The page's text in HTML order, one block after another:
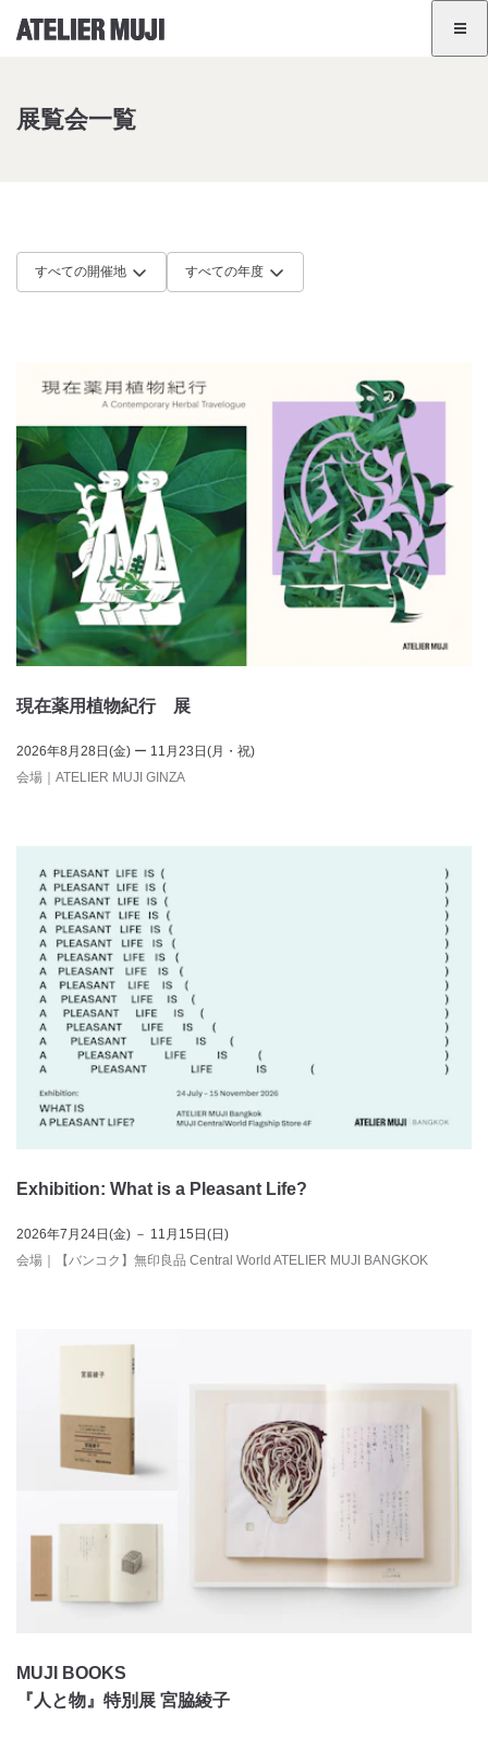
GINZA
JA
展覧会一覧
現在薬用植物紀行 展
2026年8月28日(金) ー 11月23日(月・祝)
会場 ｜ ATELIER MUJI GINZA
Exhibition: What is a Pleasant Life?
2026年7月24日(金) － 11月15日(日)
会場
【バンコク】無印良品 Central World ATELIER MUJI BANGKOK
MUJI BOOKS
『人と物』特別展 宮脇綾子